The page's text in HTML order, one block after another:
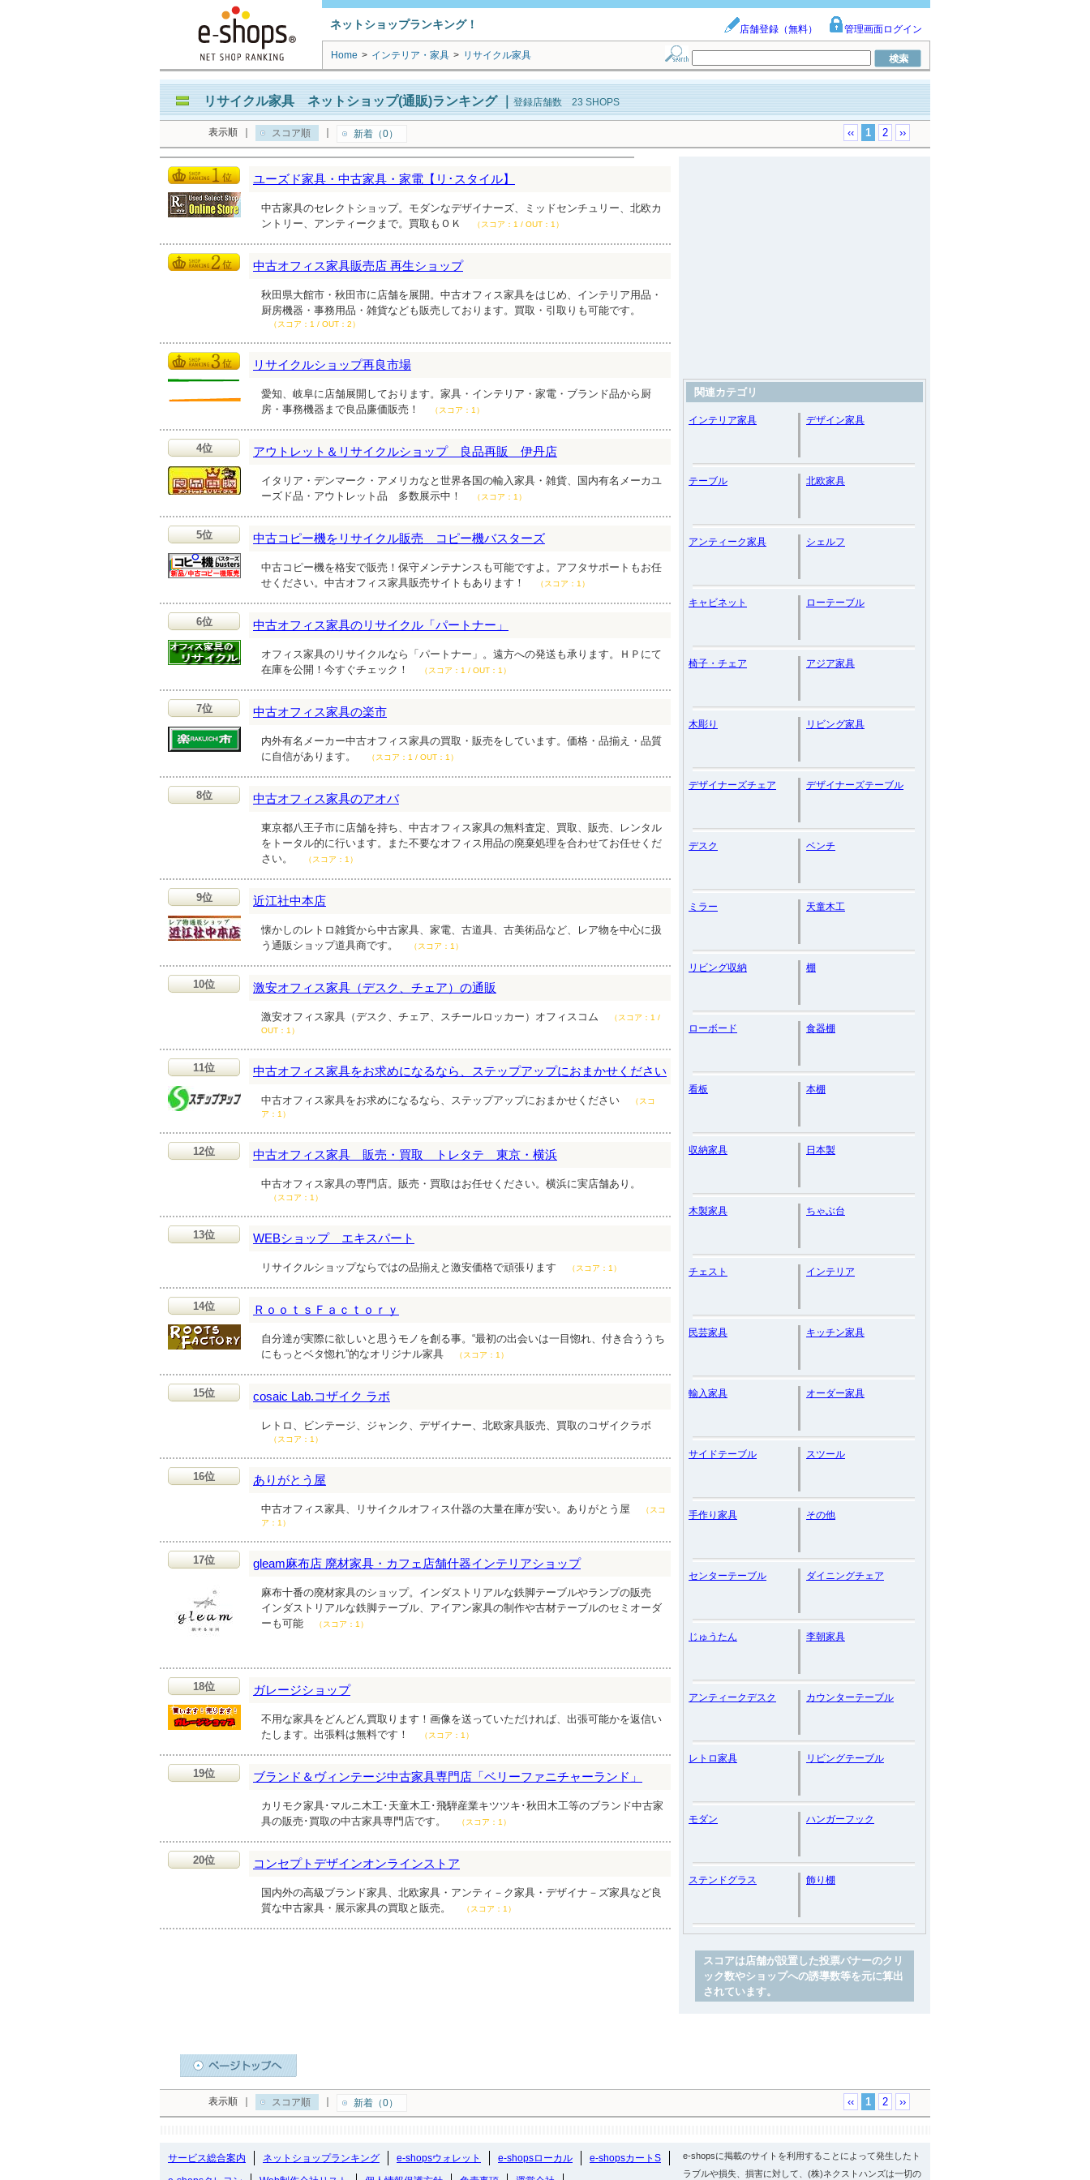
ネットショップランキング！ 店舗登録（無料） 管理画面ログイン
Home > インテリア・家具 > リサイクル家具
リサイクル家具 ネットショップ(通販)ランキング｜ 登録店舗数 23 SHOPS
表示順 スコア順 新着（0） ‹‹ 1 2 ››
ユーズド家具・中古家具・家電【リ･スタイル】
中古家具のセレクトショップ。モダンなデザイナーズ、ミッドセンチュリー、北欧カ
ントリー、アンティークまで。買取もＯＫ
（スコア：1 / OUT：1）
中古オフィス家具販売店 再生ショップ
秋田県大館市・秋田市に店舗を展開。中古オフィス家具をはじめ、インテリア用品・
厨房機器・事務用品・雑貨なども販売しております。買取・引取りも可能です。
（スコア：1 / OUT：2）
リサイクルショップ再良市場
愛知、岐阜に店舗展開しております。家具・インテリア・家電・ブランド品から厨
房・事務機器まで良品廉価販売！
（スコア：1）
4位 アウトレット＆リサイクルショップ 良品再販 伊丹店
イタリア・デンマーク・アメリカなと世界各国の輸入家具・雑貨、国内有名メーカユ
ーズド品・アウトレット品 多数展示中！
（スコア：1）
5位 中古コピー機をリサイクル販売 コピー機バスターズ
中古コピー機を格安で販売！保守メンテナンスも可能ですよ。アフタサポートもお任
せください。中古オフィス家具販売サイトもあります！
（スコア：1）
6位 中古オフィス家具のリサイクル「パートナー」
オフィス家具のリサイクルなら「パートナー」。遠方への発送も承ります。ＨＰにて
在庫を公開！今すぐチェック！
（スコア：1 / OUT：1）
7位 中古オフィス家具の楽市
内外有名メーカー中古オフィス家具の買取・販売をしています。価格・品揃え・品質
に自信があります。
（スコア：1 / OUT：1）
8位 中古オフィス家具のアオバ
東京都八王子市に店舗を持ち、中古オフィス家具の無料査定、買取、販売、レンタル
をトータル的に行います。また不要なオフィス用品の廃棄処理を合わせてお任せくだ
さい。
（スコア：1）
9位 近江社中本店
懐かしのレトロ雑貨から中古家具、家電、古道具、古美術品など、レア物を中心に扱
う通販ショップ道具商です。
（スコア：1）
10位 激安オフィス家具（デスク、チェア）の通販
激安オフィス家具（デスク、チェア、スチールロッカー）オフィスコム
（スコア：1 /
OUT：1）
11位 中古オフィス家具をお求めになるなら、ステップアップにおまかせください
中古オフィス家具をお求めになるなら、ステップアップにおまかせください
（スコ
ア：1）
12位 中古オフィス家具 販売・買取 トレタテ 東京・横浜
中古オフィス家具の専門店。販売・買取はお任せください。横浜に実店舗あり。
（スコア：1）
13位 WEBショップ エキスパート
リサイクルショップならではの品揃えと激安価格で頑張ります （スコア：1）
14位 ＲｏｏｔｓＦａｃｔｏｒｙ
自分達が実際に欲しいと思うモノを創る事。“最初の出会いは一目惚れ、付き合ううち
にもっとベタ惚れ”的なオリジナル家具
（スコア：1）
15位 cosaic Lab.コザイク ラボ
レトロ、ビンテージ、ジャンク、デザイナー、北欧家具販売、買取のコザイクラボ
（スコア：1）
16位 ありがとう屋
中古オフィス家具、リサイクルオフィス什器の大量在庫が安い。ありがとう屋
（スコ
ア：1）
17位 gleam麻布店 廃材家具・カフェ店舗什器インテリアショップ
麻布十番の廃材家具のショップ。インダストリアルな鉄脚テーブルやランプの販売
インダストリアルな鉄脚テーブル、アイアン家具の制作や古材テーブルのセミオーダ
ーも可能
（スコア：1）
18位 ガレージショップ
不用な家具をどんどん買取ります！画像を送っていただければ、出張可能かを返信い
たします。出張料は無料です！
（スコア：1）
19位 ブランド＆ヴィンテージ中古家具専門店「ベリーファニチャーランド」
カリモク家具･マルニ木工･天童木工･飛騨産業キツツキ･秋田木工等のブランド中古家
具の販売･買取の中古家具専門店です。
（スコア：1）
20位 コンセプトデザインオンラインストア
国内外の高級ブランド家具、北欧家具・アンティ－ク家具・デザイナ－ズ家具など良
質な中古家具・展示家具の買取と販売。
（スコア：1）
関連カテゴリ
インテリア家具 デザイン家具
テーブル 北欧家具
アンティーク家具 シェルフ
キャビネット ローテーブル
椅子・チェア アジア家具
木彫り リビング家具
デザイナーズチェア デザイナーズテーブル
デスク ベンチ
ミラー 天童木工
リビング収納 棚
ローボード 食器棚
看板 本棚
収納家具 日本製
木製家具 ちゃぶ台
チェスト インテリア
民芸家具 キッチン家具
輸入家具 オーダー家具
サイドテーブル スツール
手作り家具 その他
センターテーブル ダイニングチェア
じゅうたん 李朝家具
アンティークデスク カウンターテーブル
レトロ家具 リビングテーブル
モダン ハンガーフック
ステンドグラス 飾り棚
スコアは店舗が設置した投票バナーのクリ
ック数やショップへの誘導数等を元に算出
されています。
表示順 スコア順 新着（0） ‹‹ 1 2 ››
サービス総合案内 ネットショップランキング e-shopsウォレット e-shopsローカル
e-shopsカートS
e-shopsに掲載のサイトを利用することによって発生したト
ラブルや損失、損害に対して、(株)ネクストハンズは一切の